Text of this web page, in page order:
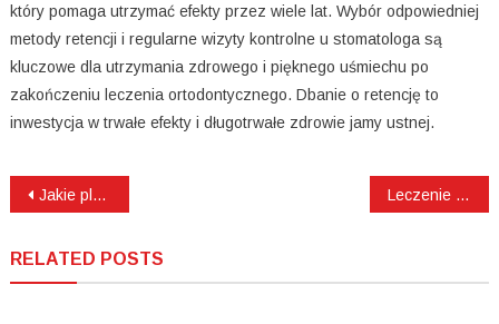
który pomaga utrzymać efekty przez wiele lat. Wybór odpowiedniej
metody retencji i regularne wizyty kontrolne u stomatologa są
kluczowe dla utrzymania zdrowego i pięknego uśmiechu po
zakończeniu leczenia ortodontycznego. Dbanie o retencję to
inwestycja w trwałe efekty i długotrwałe zdrowie jamy ustnej.
Nawigacja
Jakie plomby wykorzystują stomatologowie do wypełnień ubytków? Leczenie kanałowe ósemek pod mikroskopem
RELATED POSTS